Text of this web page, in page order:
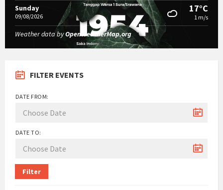
Sunday
09/08/2026
17°C
1 m/s
Weather data byOpenWeatherMap.org
FILTER EVENTS
DATE FROM:
DATE TO:
Filter